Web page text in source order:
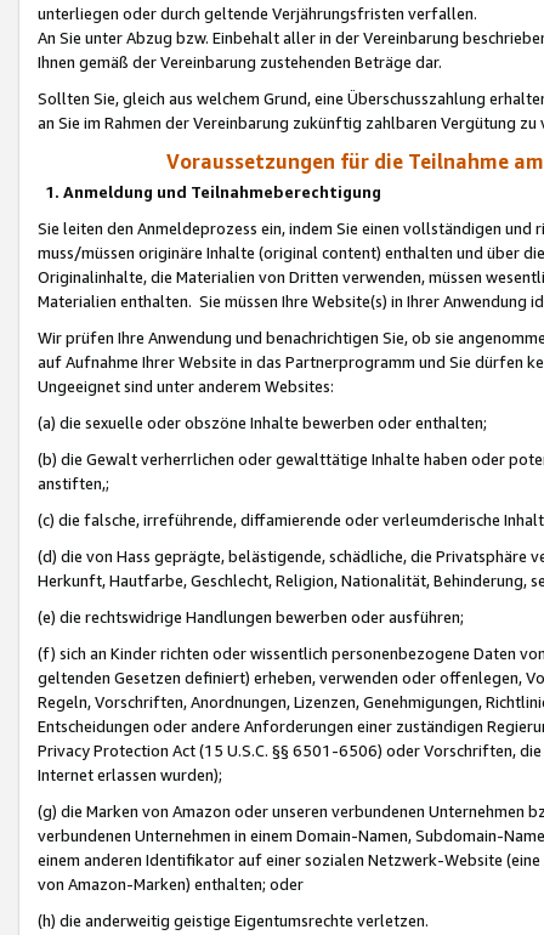
unterliegen oder durch geltende Verjährungsfristen verfallen.
An Sie unter Abzug bzw. Einbehalt aller in der Vereinbarung
Ihnen gemäß der Vereinbarung zustehenden Beträge dar.
Sollten Sie, gleich aus welchem Grund, eine Überschusszahlung
an Sie im Rahmen der Vereinbarung zukünftig zahlbaren Vergütung zu
Voraussetzungen für die Teilnahme
1. Anmeldung und Teilnahmeberechtigung
Sie leiten den Anmeldeprozess ein, indem Sie einen vollständigen
muss/müssen originäre Inhalte (original content) enthalten und über
Originalinhalte, die Materialien von Dritten verwenden, müssen
Materialien enthalten. Sie müssen Ihre Website(s) in Ihrer Anwendung
Wir prüfen Ihre Anwendung und benachrichtigen Sie, ob sie
auf Aufnahme Ihrer Website in das Partnerprogramm und Sie dürfen
Ungeeignet sind unter anderem Websites:
(a) die sexuelle oder obszöne Inhalte bewerben oder enthalten;
(b) die Gewalt verherrlichen oder gewalttätige Inhalte haben oder
anstiften,;
(c) die falsche, irreführende, diffamierende oder verleumderische
(d) die von Hass geprägte, belästigende, schädliche, die Privatsphäre
Herkunft, Hautfarbe, Geschlecht, Religion, Nationalität, Behinderung,
(e) die rechtswidrige Handlungen bewerben oder ausführen;
(f) sich an Kinder richten oder wissentlich personenbezogene Daten
geltenden Gesetzen definiert) erheben, verwenden oder offenlegen,
Regeln, Vorschriften, Anordnungen, Lizenzen, Genehmigungen,
Entscheidungen oder andere Anforderungen einer zuständigen
Privacy Protection Act (15 U.S.C. §§ 6501-6506) oder Vorschriften,
Internet erlassen wurden);
(g) die Marken von Amazon oder unseren verbundenen Unternehmen
verbundenen Unternehmen in einem Domain-Namen, Subdomain-
einem anderen Identifikator auf einer sozialen Netzwerk-Website
von Amazon-Marken) enthalten; oder
(h) die anderweitig geistige Eigentumsrechte verletzen.